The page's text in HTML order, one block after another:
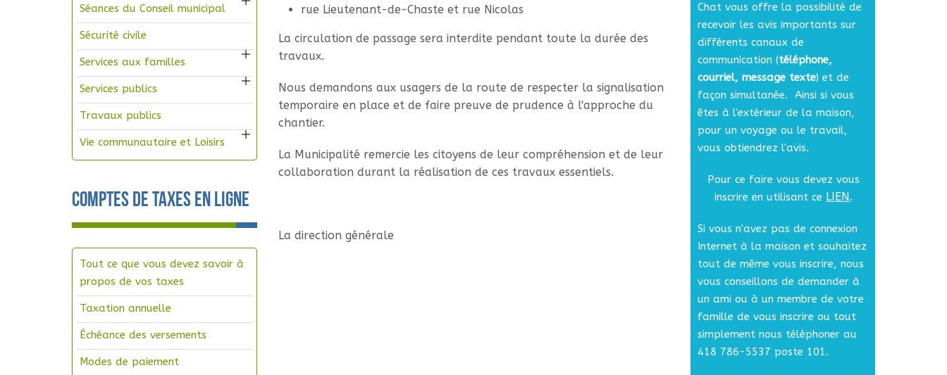
Séances du Conseil municipal
Sécurité civile
Services aux familles
Services publics
Travaux publics
Vie communautaire et Loisirs
Comptes de taxes en ligne
Tout ce que vous devez savoir à
propos de vos taxes
Taxation annuelle
Échéance des versements
Modes de paiement
rue Lieutenant-de-Chaste et rue Nicolas
La circulation de passage sera interdite pendant toute la durée des
travaux.
Nous demandons aux usagers de la route de respecter la signalisation
temporaire en place et de faire preuve de prudence à l'approche du
chantier.
La Municipalité remercie les citoyens de leur compréhension et de leur
collaboration durant la réalisation de ces travaux essentiels.
La direction générale
Chat vous offre la possibilité de
recevoir les avis importants sur
différents canaux de
communication (téléphone,
courriel, message texte) et de
façon simultanée. Ainsi si vous
êtes à l'extérieur de la maison,
pour un voyage ou le travail,
vous obtiendrez l'avis.
Pour ce faire vous devez vous
inscrire en utilisant ce LIEN .
Si vous n'avez pas de connexion
Internet à la maison et souhaitez
tout de même vous inscrire, nous
vous conseillons de demander à
un ami ou à un membre de votre
famille de vous inscrire ou tout
simplement nous téléphoner au
418 786-5537 poste 101.